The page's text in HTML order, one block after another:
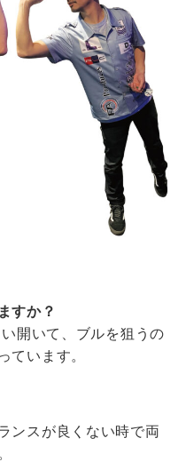
すか？
開いて、ブルを狙うの
ています。
ンスが良くない時で両